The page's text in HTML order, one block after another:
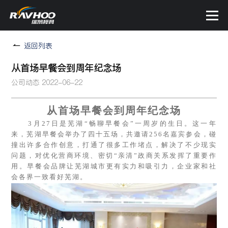
返回列表
从首场早餐会到周年纪念场
公司动态 2022-06-22
从首场早餐会到周年纪念场
3月27日是芜湖“畅聊早餐会”一周岁的生日。这一年
来，芜湖早餐会举办了四十五场，共邀请256名嘉宾参会，碰
撞出许多合作创意，打通了很多工作堵点，解决了不少现实
问题，对优化营商环境、密切“亲清”政商关系发挥了重要作
用。早餐会品牌让芜湖城市更有实力和吸引力，企业家和社
会各界一致看好芜湖。